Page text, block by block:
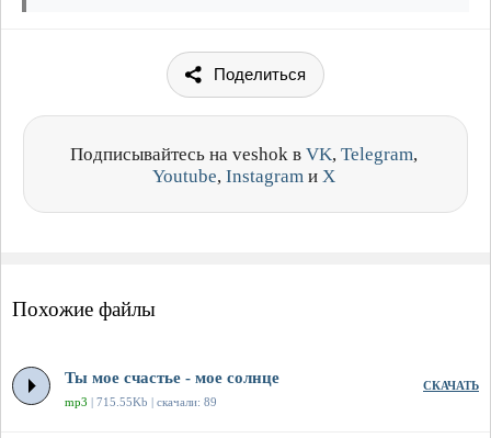
Поделиться
Подписывайтесь на veshok в VK, Telegram,
Youtube, Instagram и X
Похожие файлы
Ты мое счастье - мое солнце
mp3 | 715.55Kb | скачали: 89
СКАЧАТЬ